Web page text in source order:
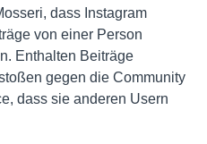
dass Instagram
von einer Person
Enthalten Beiträge
gegen die Community
dass sie anderen Usern